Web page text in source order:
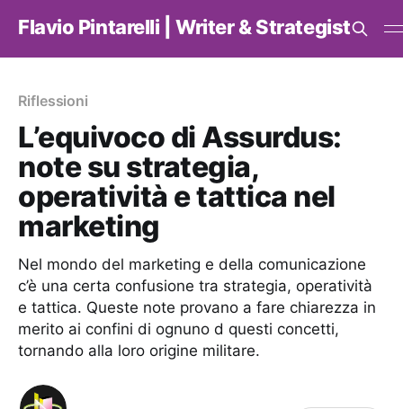
Flavio Pintarelli | Writer & Strategist
Riflessioni
L’equivoco di Assurdus:
note su strategia,
operatività e tattica nel
marketing
Nel mondo del marketing e della comunicazione
c’è una certa confusione tra strategia, operatività
e tattica. Queste note provano a fare chiarezza in
merito ai confini di ognuno d questi concetti,
tornando alla loro origine militare.